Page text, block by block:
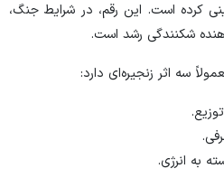
درصد پیش‌بینی کرده است. این رقم، در شرایط جنگ،
شکنندگی رشد است.
سه اثر زنجیره‌ای دارد:
به انرژی.